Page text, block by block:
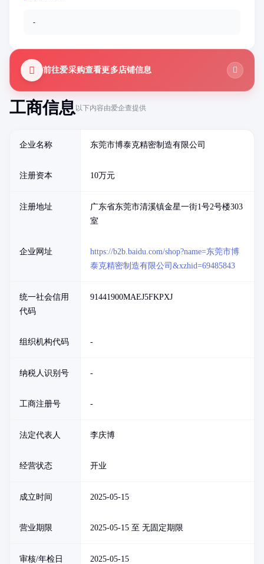
工商信息以下内容由爱企查提供
企业名称 东莞市博泰克精密制造有限公司
注册资本 10万元
注册地址
广东省东莞市清溪镇金星一街1号2号楼303
室
企业网址
https://b2b.baidu.com/shop?name=东莞市博
泰克精密制造有限公司&xzhid=69485843
统一社会信用
代码
91441900MAEJ5FKPXJ
组织机构代码 -
纳税人识别号 -
工商注册号 -
法定代表人 李庆博
经营状态 开业
成立时间 2025-05-15
营业期限 2025-05-15 至 无固定期限
审核/年检日
2025-05-15
-
前往爱采购查看更多店铺信息